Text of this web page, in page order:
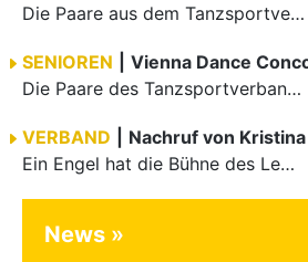
Die Paare aus dem Tanzsportverband Baden-Württemberg (TBW) haben beim hochklassig besetzten WDSF GrandSlam im chinesischen Nanjing wieder einmal auf internationalem Top-Niveau geglänzt. Das…
SENIOREN
Vienna Dance
Die Paare des Tanzsportverbandes Baden-Württemberg (TBW) glänzten auf dem internationalen Parkett des Vienna Dance Concourse 2026 im Wiener Rathaus mit hervorragenden Platzierungen Ergebnisse unter: …
VERBAND
Nachruf von
Ein Engel hat die Bühne des Lebens verlassen. Viel zu früh, plötzlich und für uns alle unfassbar, wurde unsere geliebte Kristina (Krissi) Flaig im Alter von 36 Jahren aus dem Leben gerissen. Das Tanzen…
News